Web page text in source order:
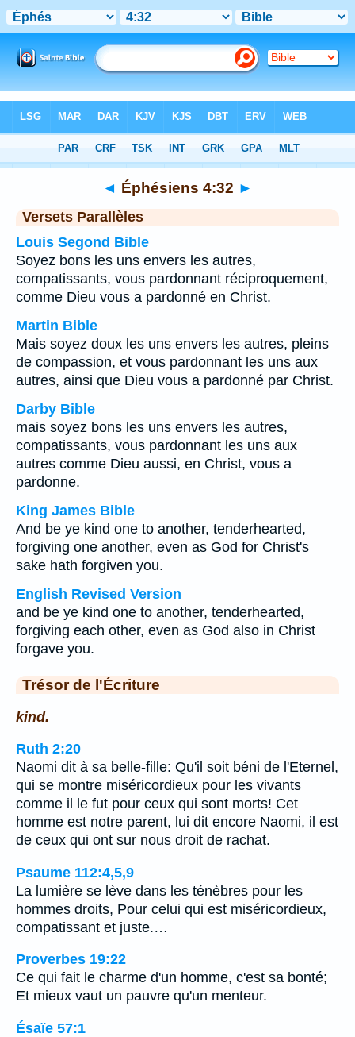
Chapitre 4 > Verset 32
◄ Éphésiens 4:32 ►
Versets Parallèles
Louis Segond Bible
Soyez bons les uns envers les autres,
compatissants, vous pardonnant réciproquement,
comme Dieu vous a pardonné en Christ.
Martin Bible
Mais soyez doux les uns envers les autres, pleins
de compassion, et vous pardonnant les uns aux
autres, ainsi que Dieu vous a pardonné par Christ.
Darby Bible
mais soyez bons les uns envers les autres,
compatissants, vous pardonnant les uns aux
autres comme Dieu aussi, en Christ, vous a
pardonne.
King James Bible
And be ye kind one to another, tenderhearted,
forgiving one another, even as God for Christ's
sake hath forgiven you.
English Revised Version
and be ye kind one to another, tenderhearted,
forgiving each other, even as God also in Christ
forgave you.
Trésor de l'Écriture
kind.
Ruth 2:20
Naomi dit à sa belle-fille: Qu'il soit béni de l'Eternel,
qui se montre miséricordieux pour les vivants
comme il le fut pour ceux qui sont morts! Cet
homme est notre parent, lui dit encore Naomi, il est
de ceux qui ont sur nous droit de rachat.
Psaume 112:4,5,9
La lumière se lève dans les ténèbres pour les
hommes droits, Pour celui qui est miséricordieux,
compatissant et juste.…
Proverbes 19:22
Ce qui fait le charme d'un homme, c'est sa bonté;
Et mieux vaut un pauvre qu'un menteur.
Ésaïe 57:1